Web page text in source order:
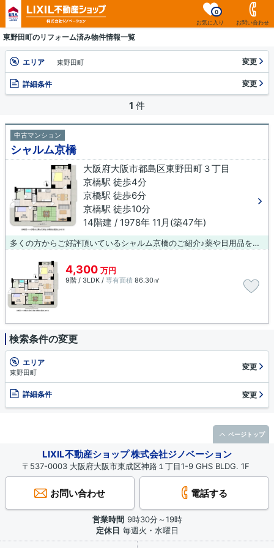
お気に入り
0
お問い合わせ
東野田町のリフォーム済み物件情報一覧
エリア 東野田町 変更
詳細条件 変更
1 件
中古マンション
シャルム京橋
大阪府大阪市都島区東野田町３丁目
京橋駅 徒歩4分
京橋駅 徒歩6分
京橋駅 徒歩10分
14階建 / 1978年 11月(築47年)
多くの方からご好評頂いているシャルム京橋のご紹介♪薬や日用品を買うのに便利なマツモトキヨシ 京橋駅前店まで、384mです♪こちらはエレベーター付き物件です♪マンションにどんな人が住んでいるのかも中古マンションなら事前に知れます♪当社オススメの不動産情報をお求めになるなら、お電話やメールでのお問い合わせ、又は直接お尋ねください♪当社がしっかりとサポートいたします(^_^)
4,300 万円
9階 / 3LDK / 専有面積 86.30㎡
検索条件の変更
エリア
東野田町
変更
詳細条件 変更
LIXIL不動産ショップ 株式会社ジノベーション
〒537-0003 大阪府大阪市東成区神路１丁目1-9 GHS BLDG. 1F
お問い合わせ 電話する
営業時間 9時30分～19時
定休日 毎週火・水曜日
ページトップ